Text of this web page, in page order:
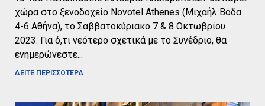
χώρα στο ξενοδοχείο Novotel Athenes (Μιχαήλ Βόδα
4-6 Αθήνα), το Σαββατοκύριακο 7 & 8 Οκτωβρίου
2023. Για ό,τι νεότερο σχετικά με το Συνέδριο, θα
ενημερώνεστε
ΔΕΙΤΕ ΠΕΡΙΣΣΟΤΕΡΑ